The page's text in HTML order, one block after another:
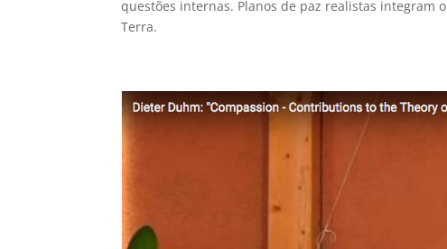
questões internas. Planos de paz realistas integram
Terra.